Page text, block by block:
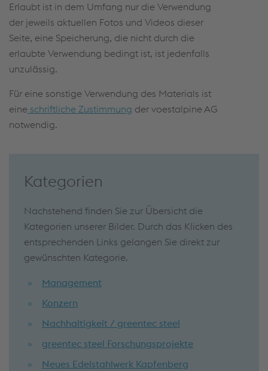
Erlaubt ist in dem Umfang nur die Verwendung
der jeweils aktuellen Fotos und Videos dieser
Seite, eine Speicherung, die nicht durch die
erlaubte Verwendung bedingt ist, ist jedenfalls
unzulässig.
Für eine sonstige Verwendung des Materials ist
eine schriftliche Zustimmung der voestalpine AG
notwendig.
Kategorien
Nachstehend finden Sie zur Übersicht die
Kategorien unserer Bilder. Durch das Klicken des
entsprechenden Links gelangen Sie direkt zur
gewünschten Kategorie.
Management
Konzern
Nachhaltigkeit / greentec steel
greentec steel Forschungsprojekte
Neues Edelstahlwerk Kapfenberg